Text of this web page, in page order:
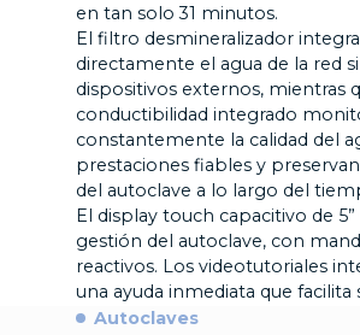
en tan solo 31 minutos.
El filtro desmineralizador
directamente el agua de la red
dispositivos externos, mientras
conductibilidad integrado
constantemente la calidad del
prestaciones fiables y
del autoclave a lo largo del
El display touch capacitivo de
gestión del autoclave, con
reactivos. Los videotutoriales
una ayuda inmediata que facilita
Autoclaves